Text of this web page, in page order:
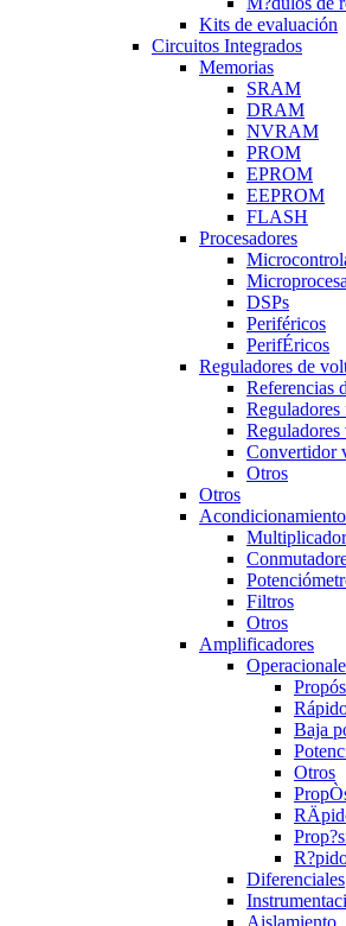
Kits de evaluación
Circuitos Integrados
Memorias
SRAM
DRAM
NVRAM
PROM
EPROM
EEPROM
FLASH
Procesadores
DSPs
Periféricos
PerifÉricos
Reguladores de
Referencias
Reguladores
Reguladores
Convertidor
Otros
Otros
Filtros
Otros
Amplificadores
Baja
Otros
Diferenciales
Aislamiento